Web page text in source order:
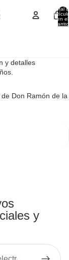
Total
en el
y detalles
Don Ramón de la
y